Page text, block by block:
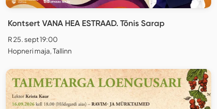
Kontsert VANA HEA ESTRAAD. Tõnis Sarap
R 25. sept 19:00
Hopneri maja, Tallinn